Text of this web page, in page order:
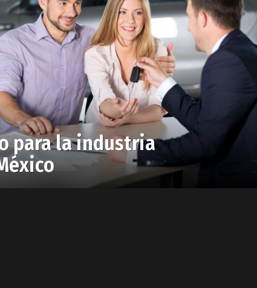
para la industria